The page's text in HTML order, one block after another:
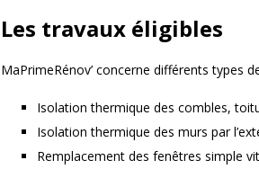
Les travaux éligibles
MaPrimeRénov’ concerne différents types
Isolation thermique des combles,
Isolation thermique des murs par
Remplacement des fenêtres simple